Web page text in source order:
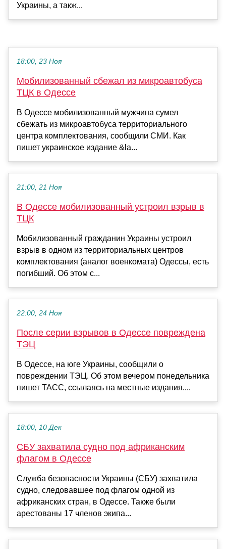
Украины, а такж...
18:00, 23 Ноя
Мобилизованный сбежал из микроавтобуса
ТЦК в Одессе
В Одессе мобилизованный мужчина сумел
сбежать из микроавтобуса территориального
центра комплектования, сообщили СМИ. Как
пишет украинское издание &la...
21:00, 21 Ноя
В Одессе мобилизованный устроил взрыв в
ТЦК
Мобилизованный гражданин Украины устроил
взрыв в одном из территориальных центров
комплектования (аналог военкомата) Одессы, есть
погибший. Об этом с...
22:00, 24 Ноя
После серии взрывов в Одессе повреждена
ТЭЦ
В Одессе, на юге Украины, сообщили о
повреждении ТЭЦ. Об этом вечером понедельника
пишет ТАСС, ссылаясь на местные издания....
18:00, 10 Дек
СБУ захватила судно под африканским
флагом в Одессе
Служба безопасности Украины (СБУ) захватила
судно, следовавшее под флагом одной из
африканских стран, в Одессе. Также были
арестованы 17 членов экипа...